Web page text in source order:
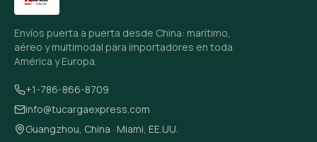
Envíos puerta a puerta desde China: marítimo,
aéreo y multimodal para importadores en toda
América y Europa.
+1-786-866-8709
info@tucargaexpress.com
Guangzhou, China · Miami, EE.UU.